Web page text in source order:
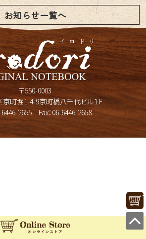
お知らせ一覧へ
〒550-0003
町堀1-4-9京町橋八千代ビル１F
2655Fax：06-6446-2658